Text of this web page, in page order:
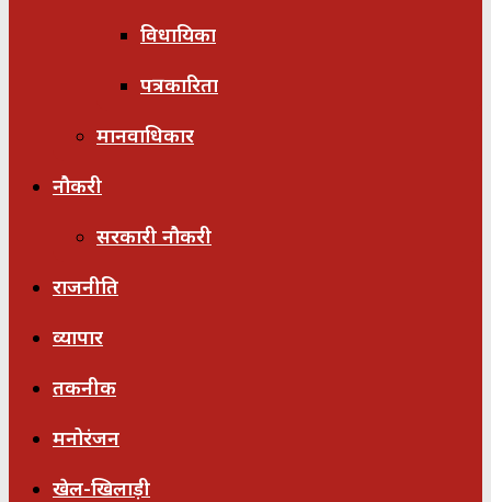
विधायिका
पत्रकारिता
मानवाधिकार
नौकरी
सरकारी नौकरी
राजनीति
व्यापार
तकनीक
मनोरंजन
खेल-खिलाड़ी